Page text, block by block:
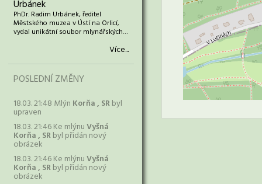
Urbánek
PhDr. Radim Urbánek, ředitel
Městského muzea v Ústí na Orlicí,
vydal unikátní soubor mlynářských…
Více...
POSLEDNÍ ZMĚNY
18.03. 21:48 Mlýn Korňa , SRbyl
upraven
18.03. 21:46 Ke mlýnuVyšná
Korňa , SRbyl přidán nový
obrázek
18.03. 21:46 Ke mlýnuVyšná
Korňa , SRbyl přidán nový
obrázek